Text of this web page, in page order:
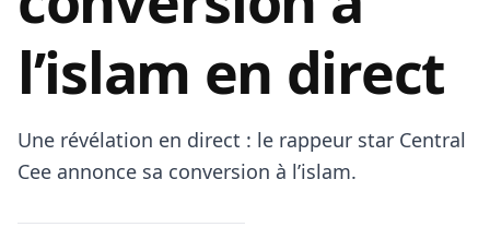
l’islam en direct
Une révélation en direct : le rappeur star Central
Cee annonce sa conversion à l’islam.